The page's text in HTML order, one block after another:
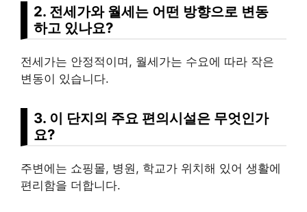
2. 전세가와 월세는 어떤 방향으로 변동
하고 있나요?
전세가는 안정적이며, 월세가는 수요에 따라 작은
변동이 있습니다.
3. 이 단지의 주요 편의시설은 무엇인가
요?
주변에는 쇼핑몰, 병원, 학교가 위치해 있어 생활에
편리함을 더합니다.